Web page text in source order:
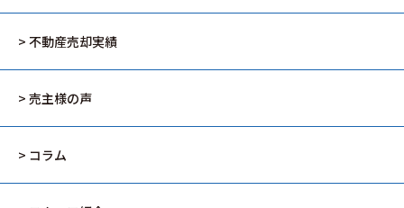
> 不動産売却実績
> 売主様の声
> コラム